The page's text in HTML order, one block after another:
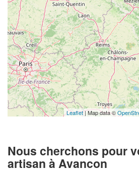
Leaflet| Map data ©
Nous cherchons pour
artisan à Avancon